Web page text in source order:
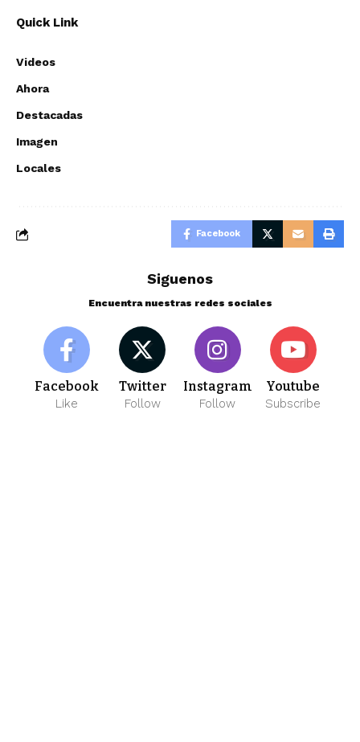
Quick Link
Videos
Ahora
Destacadas
Imagen
Locales
Facebook
Siguenos
Encuentra nuestras redes sociales
Facebook
Like
Twitter
Follow
Instagram
Follow
Youtube
Subscribe